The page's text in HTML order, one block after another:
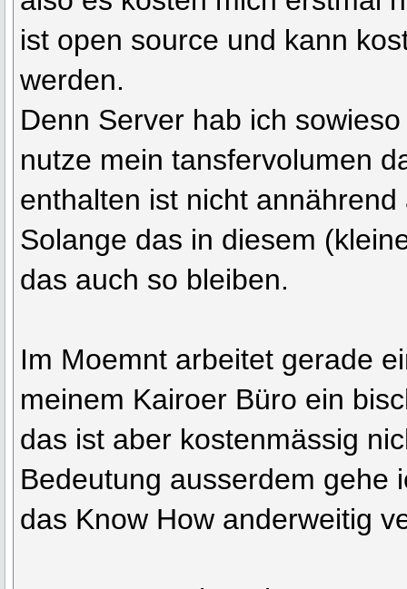
ist open source und kann
werden.
Denn Server hab ich
nutze mein tansfervolumen
enthalten ist nicht annährend
Solange das in diesem
das auch so bleiben.
Im Moemnt arbeitet gerade
meinem Kairoer Büro ein
das ist aber kostenmässig
Bedeutung ausserdem gehe
das Know How anderweitig